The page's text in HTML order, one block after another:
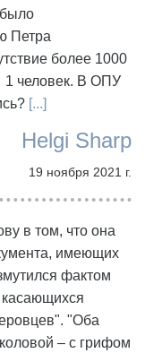
Петра
более 1000
человек. В ОПУ
[...]
Helgi Sharp
19 ноября 2021 г.
в том, что она
имеющих
фактом
"Оба
– с грифом